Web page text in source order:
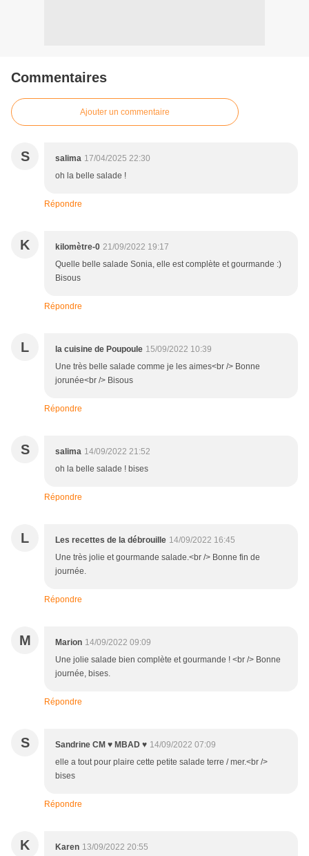
Commentaires
Ajouter un commentaire
S salima 17/04/2025 22:30
oh la belle salade !
Répondre
K kilomètre-0 21/09/2022 19:17
Quelle belle salade Sonia, elle est complète et gourmande :)
Bisous
Répondre
L la cuisine de Poupoule 15/09/2022 10:39
Une très belle salade comme je les aimes<br /> Bonne
jorunée<br /> Bisous
Répondre
S salima 14/09/2022 21:52
oh la belle salade ! bises
Répondre
L Les recettes de la débrouille 14/09/2022 16:45
Une très jolie et gourmande salade.<br /> Bonne fin de
journée.
Répondre
M Marion 14/09/2022 09:09
Une jolie salade bien complète et gourmande ! <br /> Bonne
journée, bises.
Répondre
S Sandrine CM ♥ MBAD ♥ 14/09/2022 07:09
elle a tout pour plaire cette petite salade terre / mer.<br />
bises
Répondre
K Karen 13/09/2022 20:55